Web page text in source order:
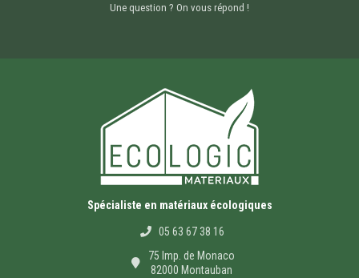
Une question ? On vous répond !
Spécialiste en matériaux écologiques
05 63 67 38 16
75 Imp. de Monaco
82000 Montauban